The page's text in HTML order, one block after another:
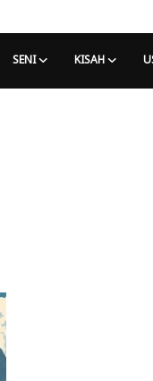
SENI KISAH